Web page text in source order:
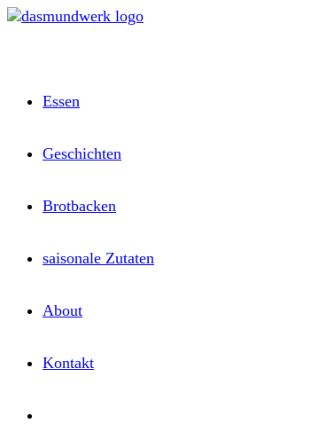
Zum
Essen
Geschichten
Brotbacken
saisonale Zutaten
About
Kontakt